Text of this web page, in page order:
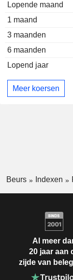
Lopende maand
1 maand
3 maanden
6 maanden
Lopend jaar
Meer koersen
Beurs Indexen
Al meer
20 jaar aan
zijde van